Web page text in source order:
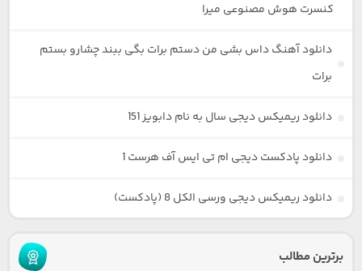
کنسرت هوش مصنوعی میرا
دانلود آهنگ داس بشی من دستم برات بگی ببند چشارو بستم
برات
دانلود ریمیکس دیجی سال به نام دابویز 151
دانلود پادکست دیجی ام تی ایس آف هرست 1
دانلود ریمیکس دیجی ورسی الکل 8 (پادکست)
برترین مطالب